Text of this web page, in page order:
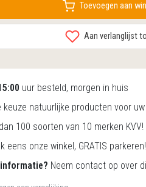
Toevoegen aan
Aan verlanglijst
uur besteld, morgen in huis
keuze natuurlijke producten voor
100 soorten van 10 merken
eens onze winkel, GRATIS parkeren!
Neem contact op over